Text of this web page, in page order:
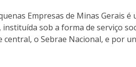
Empresas de Minas Gerais é
sob a forma de serviço
o Sebrae Nacional, e por